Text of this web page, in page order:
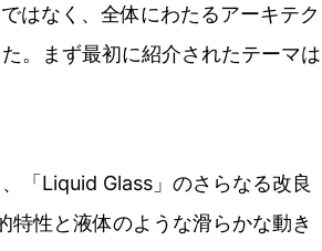
はなく、全体にわたるアーキテク
。まず最初に紹介されたテーマは
「Liquid Glass」のさらなる改良
性と液体のような滑らかな動き